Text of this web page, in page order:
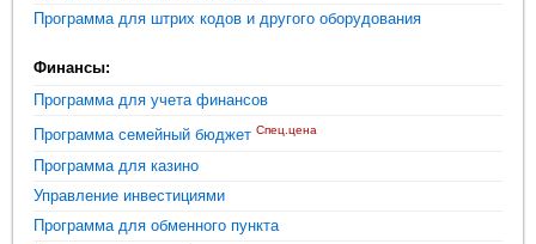
Программа для штрих кодов и другого оборудования
Финансы:
Программа для учета финансов
Программа семейный бюджет Спец.цена
Программа для казино
Управление инвестициями
Программа для обменного пункта